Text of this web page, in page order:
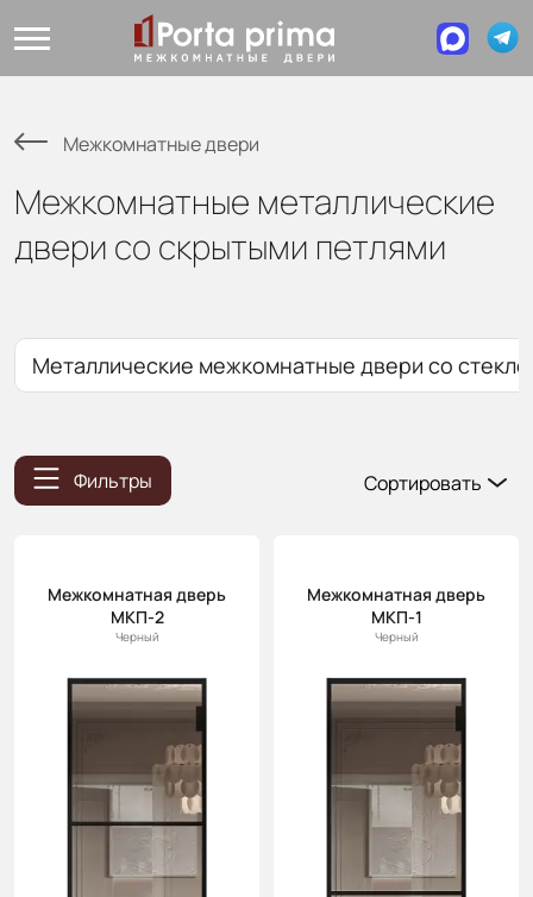
Межкомнатные двери
Межкомнатные металлические
двери со скрытыми петлями
Металлические межкомнатные двери со
Фильтры
Сортировать
(возр.)
Цена (убыв.)
новинки
Cначала
скидки
Межкомнатная дверь
МКП-2
Черный
Межкомнатная дверь
МКП-1
Черный